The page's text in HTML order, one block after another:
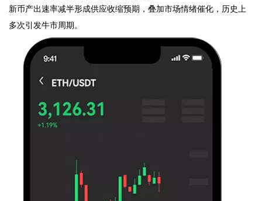
新币产出速率减半形成供应收缩预期，叠加市场情绪催化，历史上
多次引发牛市周期。